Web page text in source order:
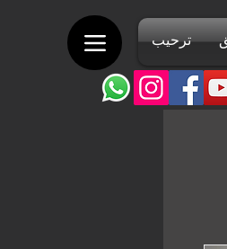
ترحيب